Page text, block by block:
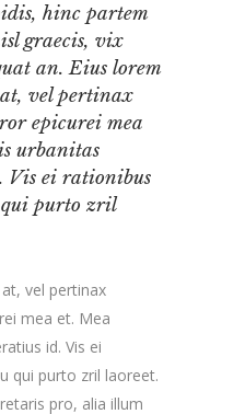
hinc partem
graecis, vix
an. Eius lorem
vel pertinax
epicurei mea
urbanitas
Vis ei rationibus
qui purto zril
vel pertinax
mea et. Mea
id. Vis ei
qui purto zril laoreet.
pro, alia illum